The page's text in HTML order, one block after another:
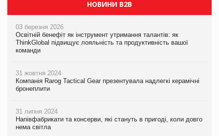
НОВИНИ B2B
03 березня 2026
Освітній бенефіт як інструмент утримання талантів: як
ThinkGlobal підвищує лояльність та продуктивність вашої
команди
31 жовтня 2024
Компанія Rarog Tactical Gear презентувала надлегкі керамічні
бронеплити
31 липня 2024
Напівфабрикати та консерви, які стануть в пригоді, коли довго
нема світла